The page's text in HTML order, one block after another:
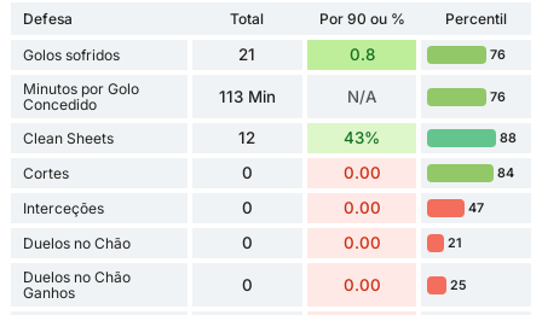
Defesa Total Por 90 ou %
Percentil
Golos sofridos
21 0.8 76
Minutos por Golo
Concedido
113 Min N/A 76
Clean Sheets 12 43% 88
Cortes 0 0.00 84
Interceções 0 0.00 47
Duelos no Chão 0 0.00 21
Duelos no Chão
Ganhos
0 0.00 25